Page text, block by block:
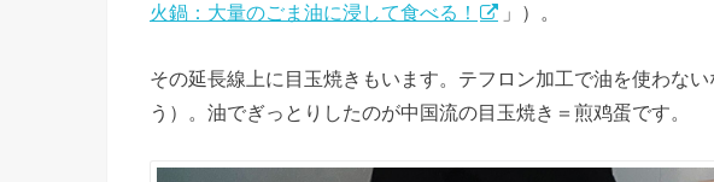
火鍋：大量のごま油に浸して食べる！
」）。
その延長線上に目玉焼きもいます。テフロン加工で油を使わな
う）。油でぎっとりしたのが中国流の目玉焼き＝煎鸡蛋です。